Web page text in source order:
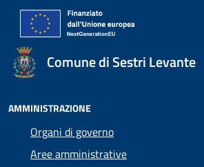
Comune di Sestri Levante
AMMINISTRAZIONE
Organi di governo
Aree amministrative